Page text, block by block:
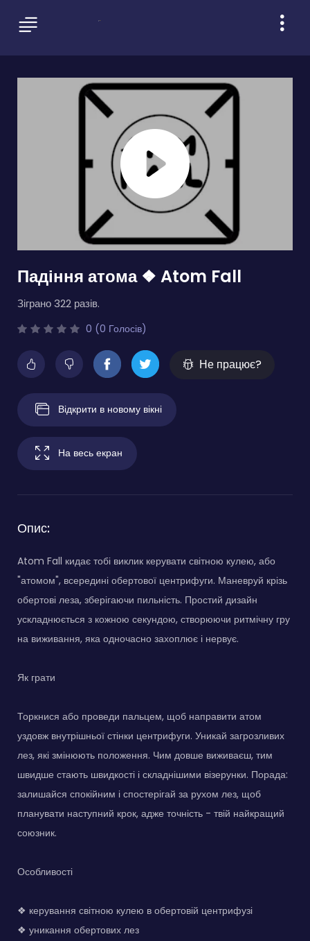
Падіння атома ❖ Atom Fall
Зіграно 322 разів.
0 (0 Голосів)
Не працює?
Відкрити в новому вікні
На весь екран
Опис:
Atom Fall кидає тобі виклик керувати світною кулею, або
"атомом", всередині обертової центрифуги. Маневруй крізь
обертові леза, зберігаючи пильність. Простий дизайн
ускладнюється з кожною секундою, створюючи ритмічну гру
на виживання, яка одночасно захоплює і нервує.
Як грати
Торкнися або проведи пальцем, щоб направити атом
уздовж внутрішньої стінки центрифуги. Уникай загрозливих
лез, які змінюють положення. Чим довше виживаєш, тим
швидше стають швидкості і складнішими візерунки. Порада:
залишайся спокійним і спостерігай за рухом лез, щоб
планувати наступний крок, адже точність - твій найкращий
союзник.
Особливості
❖ керування світною кулею в обертовій центрифузі
❖ уникання обертових лез